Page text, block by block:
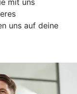
uns auf deine